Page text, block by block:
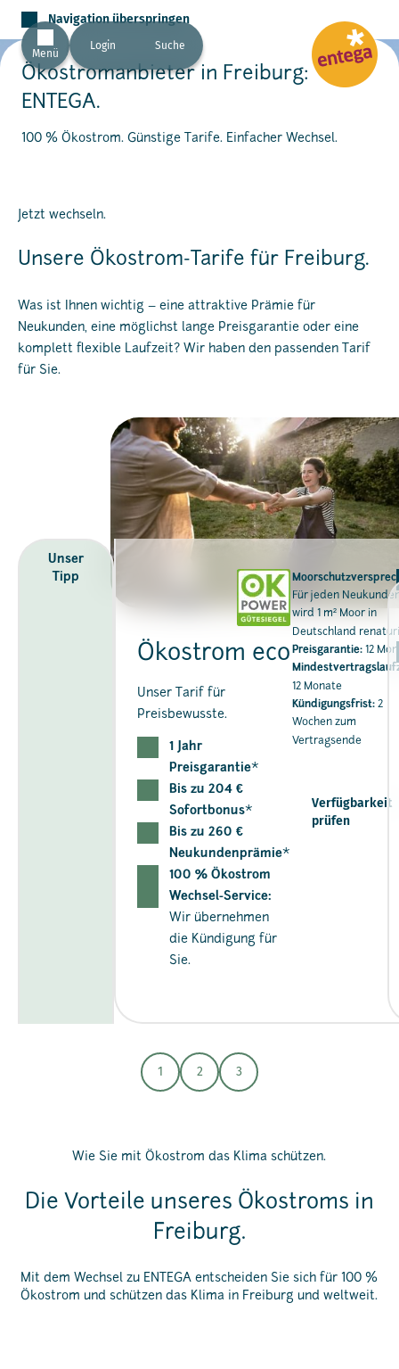
Navigation überspringen
Menü
Login Suche
Ökostromanbieter in Freiburg:
ENTEGA.
100 % Ökostrom. Günstige Tarife. Einfacher Wechsel.
Jetzt wechseln.
Unsere Ökostrom-Tarife für Freiburg.
Was ist Ihnen wichtig – eine attraktive Prämie für
Neukunden, eine möglichst lange Preisgarantie oder eine
komplett flexible Laufzeit? Wir haben den passenden Tarif
für Sie.
Unser
Tipp
Ökostrom eco
Unser Tarif für
Preisbewusste.
1 Jahr
Preisgarantie*
Bis zu 204 €
Sofortbonus*
Bis zu 260 €
Neukundenprämie*
100 % Ökostrom
Wechsel-Service:
Wir übernehmen
die Kündigung für
Sie.
Für jeden
wird 1 m² Moor in
Deutschland
Preisgarantie: 12
12 Monate
Kündigungsfrist: 2
Wochen zum
Vertragsende
Verfügbarkeit
prüfen
1 2 3
Wie Sie mit Ökostrom das Klima schützen.
Die Vorteile unseres Ökostroms in
Freiburg.
Mit dem Wechsel zu ENTEGA entscheiden Sie sich für 100 %
Ökostrom und schützen das Klima in Freiburg und weltweit.